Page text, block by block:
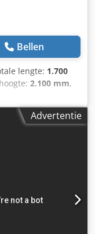
Bellen
lengte: 1.700
2.100 mm,
- └
niet goed. Prijs
Nee - CE
Nee
143039 - Spindel
400 -
20 -
Advertentie